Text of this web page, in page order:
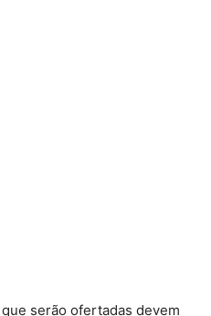
serão ofertadas devem